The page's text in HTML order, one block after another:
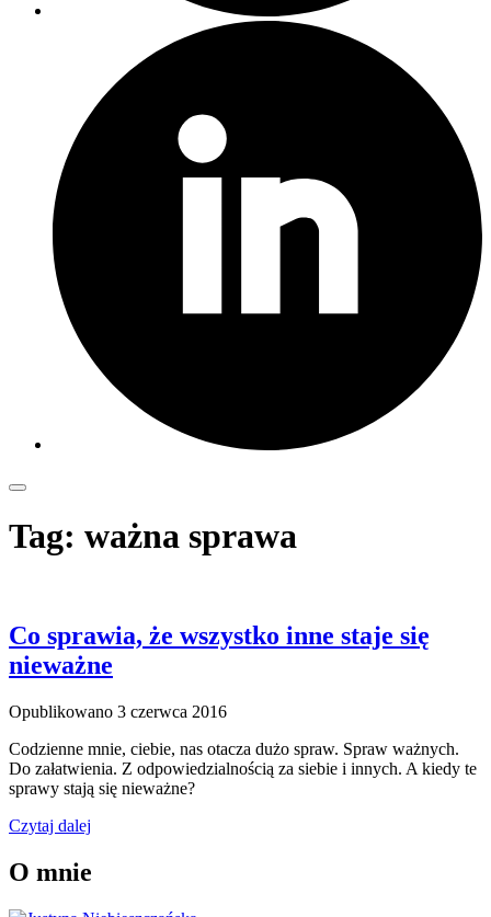
Tag: ważna sprawa
Co sprawia, że wszystko inne staje się
nieważne
Opublikowano 3 czerwca 2016
Codzienne mnie, ciebie, nas otacza dużo spraw. Spraw ważnych.
Do załatwienia. Z odpowiedzialnością za siebie i innych. A kiedy te
sprawy stają się nieważne?
Czytaj dalej
O mnie